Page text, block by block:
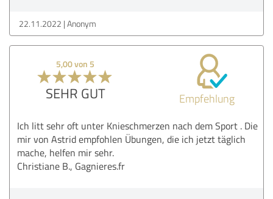
22.11.2022 Anonym
5,00 von 5
SEHR GUT Empfehlung
Ich litt sehr oft unter Knieschmerzen nach dem Sport . Die
mir von Astrid empfohlen Übungen, die ich jetzt täglich
mache, helfen mir sehr.
Christiane B., Gagnieres.fr